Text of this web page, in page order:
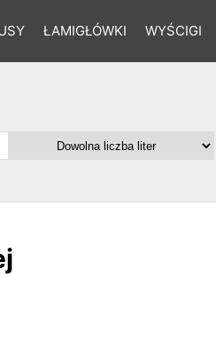
ŁAMIGŁÓWKI WYŚCIGI